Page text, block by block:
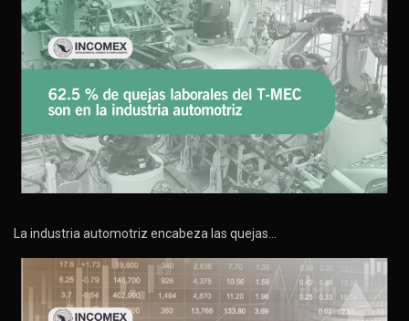
La industria automotriz encabeza las quejas…